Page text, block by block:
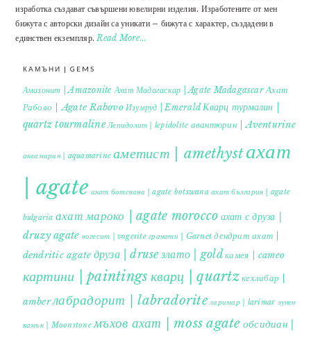
изработка създават съвършени ювелирни изделия. Изработените от мен
бижута с авторски дизайн са уникати – бижута с характер, създадени в
единствен екземпляр.Read More…
КАМЪНИ | GEMS
Амазонит | Amazonite Ахат Мадагаскар | Agate Madagascar Ахат
Рабово | Agate Rabovo Изумруд | Emerald Кварц турмалин |
quartz tourmaline Лепидолит | lepidolite авантюрин | Aventurine
аквамарин | aquamarine аметист | amethystахат
| agate ахат ботсвана | agate botswana ахат българия | agate
bulgaria ахат мароко | agate morocco ахат с друза |
druzy agate вогесит | vogesite гранати | Garnet дендрит ахат |
dendritic agate друза | druse злато | gold камея | cameo
картини | paintings кварц | quartzкехлибар |
amberлабрадорит | labradorite ларимар | larimar лунен
камък | Moonstone мъхов ахат | moss agate обсидиан |